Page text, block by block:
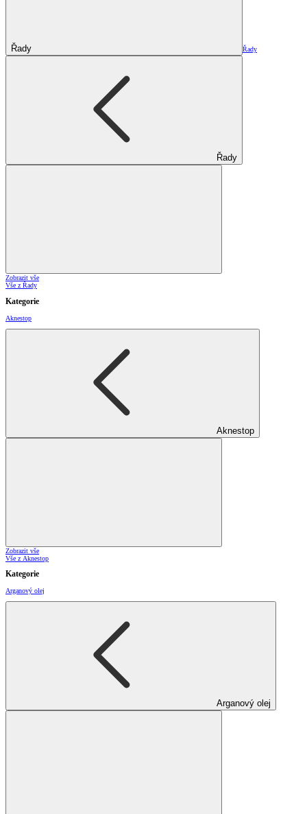
Řady Řady
Řady
Zobrazit vše
Vše z Řady
Kategorie
Aknestop
Aknestop
Zobrazit vše
Vše z Aknestop
Kategorie
Arganový olej
Arganový olej